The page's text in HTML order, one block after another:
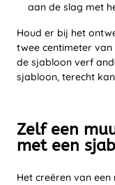
aan de slag met
Houd er bij het
twee centimeter
de sjabloon verf
sjabloon, terecht
Zelf een
met een
Het creëren van